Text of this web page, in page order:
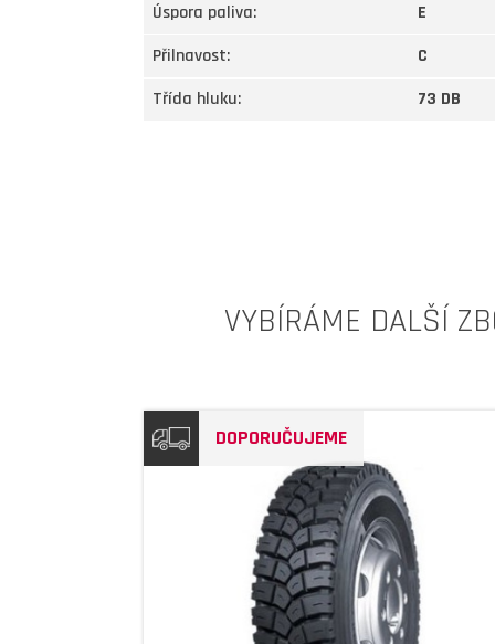
Úspora paliva:
E
Přilnavost:
C
Třída hluku:
73 DB
VYBÍRÁME DALŠÍ
DOPORUČUJEME
DETAIL